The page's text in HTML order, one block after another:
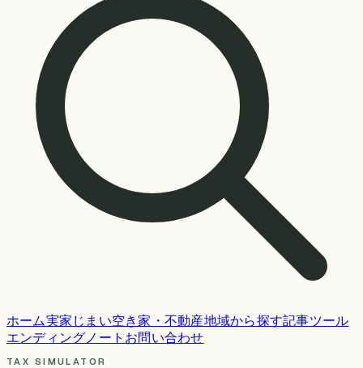
ホーム実家じまい空き家・不動産地域から探す記事ツール
エンディングノート お問い合わせ
TAX SIMULATOR